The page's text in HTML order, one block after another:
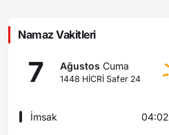
Namaz Vakitleri
7 Ağustos Cuma
1448 HİCRİ Safer 24
İmsak 04:02